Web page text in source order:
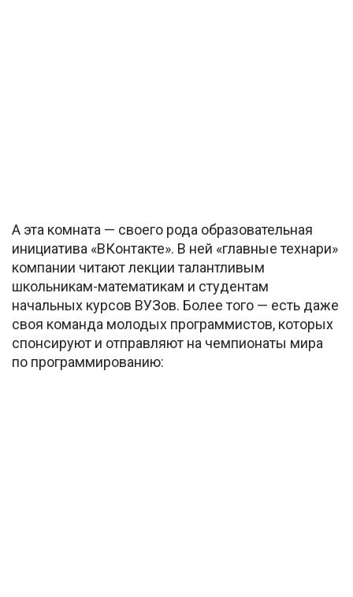
А эта комната — своего рода образовательная
инициатива «ВКонтакте». В ней «главные технари»
компании читают лекции талантливым
школьникам-математикам и студентам
начальных курсов ВУЗов. Более того — есть даже
своя команда молодых программистов, которых
спонсируют и отправляют на чемпионаты мира
по программированию: